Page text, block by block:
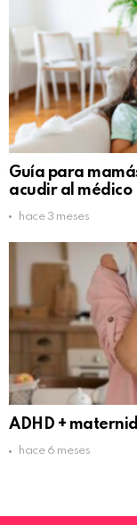
Guía para
acudir al médico
hace 3 meses
ADHD +
hace 6 meses